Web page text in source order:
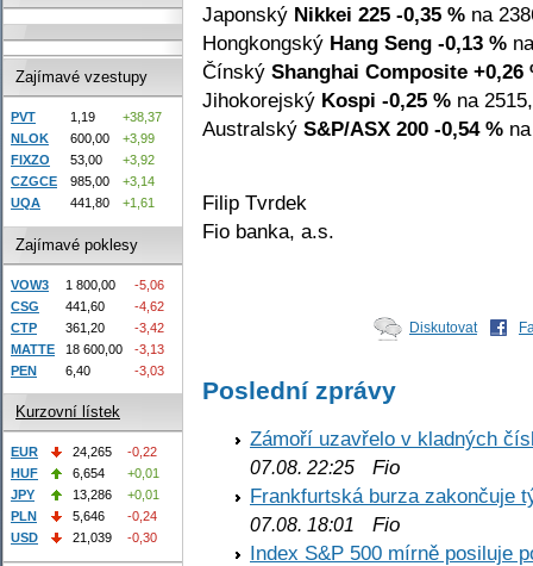
Japonský Nikkei 225 -0,35 % na
Hongkongský Hang Seng -0,13 %
Čínský Shanghai Composite +0,26
Jihokorejský Kospi -0,25 % na
Australský S&P/ASX 200 -0,54 %
Filip Tvrdek
Fio banka, a.s.
Diskutovat
Poslední zprávy
Zámoří uzavřelo v kladných
07.08. 22:25 Fio
Frankfurtská burza zakončuje
07.08. 18:01
Fio
Index S&P 500 mírně posiluje
Zajímavé vzestupy
PVT 1,19
+38,37
NLOK
600,00
+3,99
FIXZO
53,00
+3,92
CZGCE
985,00
+3,14
UQA
441,80 +1,61
Zajímavé poklesy
VOW3 1 800,00
-5,06
CSG
441,60
-4,62
CTP
361,20
-3,42
MATTE
18 600,00
-3,13
PEN
6,40 -3,03
Kurzovní lístek
EUR 24,265
-0,22
HUF
6,654
+0,01
JPY
13,286
+0,01
PLN
5,646
-0,24
USD
21,039 -0,30